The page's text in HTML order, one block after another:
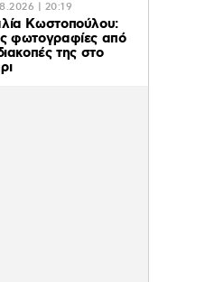
| 20:19
Κωστοπούλου:
φωτογραφίες από
της στο